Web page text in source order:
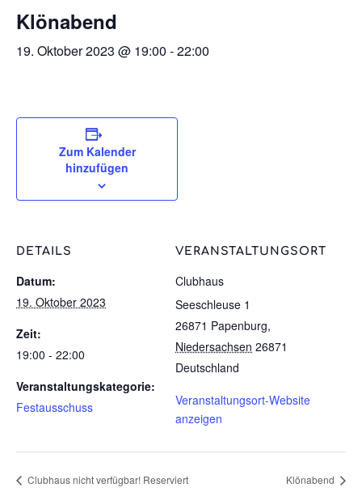
Klönabend
19. Oktober 2023 @ 19:00 -22:00
Zum Kalender
hinzufügen
DETAILS
Datum:
19. Oktober 2023
Zeit:
19:00 - 22:00
Veranstaltungskategorie:
Festausschuss
VERANSTALTUNGSORT
Clubhaus
Seeschleuse 1
26871 Papenburg,
Niedersachsen 26871
Deutschland
Veranstaltungsort-Website
anzeigen
Clubhaus nicht verfügbar! Reserviert Klönabend